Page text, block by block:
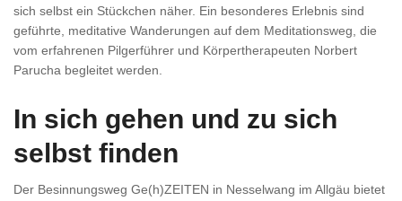
sich selbst ein Stückchen näher. Ein besonderes Erlebnis sind
geführte, meditative Wanderungen auf dem Meditationsweg, die
vom erfahrenen Pilgerführer und Körpertherapeuten Norbert
Parucha begleitet werden.
In sich gehen und zu sich
selbst finden
Der Besinnungsweg Ge(h)ZEITEN in Nesselwang im Allgäu bietet